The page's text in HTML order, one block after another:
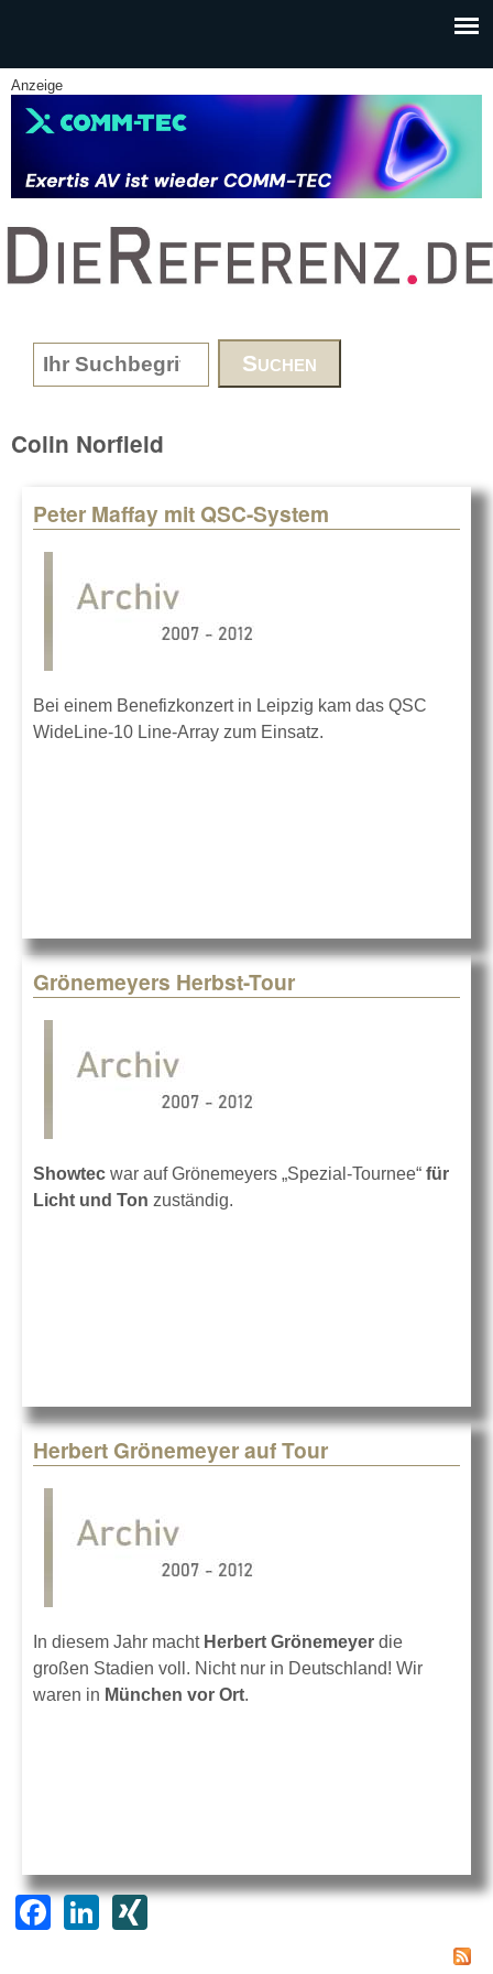
Anzeige
www.DieReferenz.de
Search form
Colin Norfield
Peter Maffay mit QSC-System
Bei einem Benefizkonzert in Leipzig kam das QSC
WideLine-10 Line-Array zum Einsatz.
Grönemeyers Herbst-Tour
Showtec war auf Grönemeyers „Spezial-Tournee“ für
Licht und Ton zuständig.
Herbert Grönemeyer auf Tour
In diesem Jahr macht Herbert Grönemeyer die
großen Stadien voll. Nicht nur in Deutschland! Wir
waren in München vor Ort.
F
Li XI